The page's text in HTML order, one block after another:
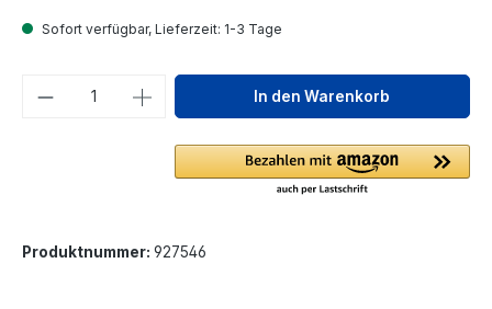
Sofort verfügbar, Lieferzeit: 1-3 Tage
Produkt Anzahl: Gib denIn den Warenkorb
Produktnummer: 927546